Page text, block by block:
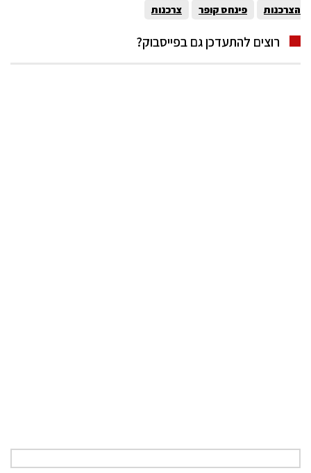
הצרכנות
פינחס קופר צרכנות
רוצים להתעדכן גם בפייסבוק?